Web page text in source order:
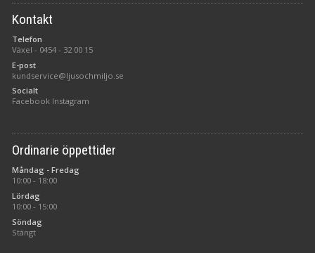
Kontakt
Telefon
Växel - 0454 - 32 00 15
E-post
kundservice@ljusochmiljo.se
Socialt
Facebook Instagram
Ordinarie öppettider
Måndag - Fredag
10:00 - 18:00
Lördag
10:00 - 15:00
Söndag
Stängt